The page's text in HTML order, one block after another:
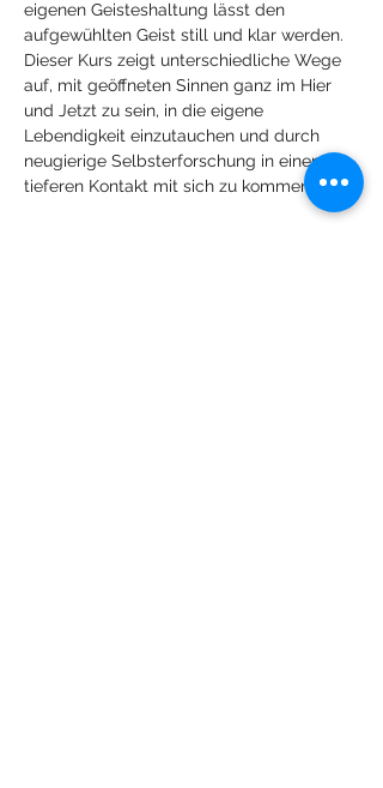
eigenen Geisteshaltung lässt den
aufgewühlten Geist still und klar werden.
Dieser Kurs zeigt unterschiedliche Wege
auf, mit geöffneten Sinnen ganz im Hier
und Jetzt zu sein, in die eigene
Lebendigkeit einzutauchen und durch
neugierige Selbsterforschung in einen
tieferen Kontakt mit sich zu kommen.